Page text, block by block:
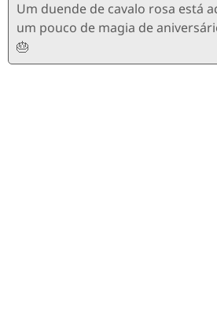
Um duende de cavalo rosa está
um pouco de magia de
🎂